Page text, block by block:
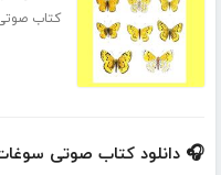
کتاب
🎧 دانلود کتاب صوتی